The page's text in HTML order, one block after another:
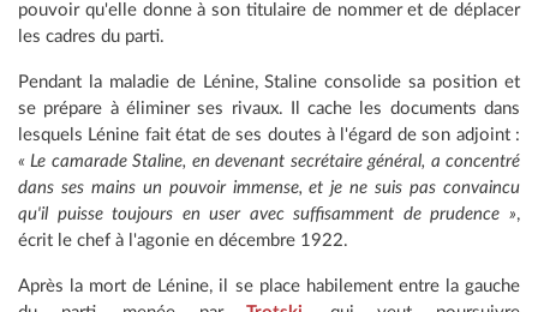
pouvoir qu'elle donne à son titulaire de nommer et de déplacer
les cadres du parti.
Pendant la maladie de Lénine, Staline consolide sa position et
se prépare à éliminer ses rivaux. Il cache les documents dans
lesquels Lénine fait état de ses doutes à l'égard de son adjoint :
« Le camarade Staline, en devenant secrétaire général, a concentré
dans ses mains un pouvoir immense, et je ne suis pas convaincu
qu'il puisse toujours en user avec suffisamment de prudence »,
écrit le chef à l'agonie en décembre 1922.
Après la mort de Lénine, il se place habilement entre la gauche